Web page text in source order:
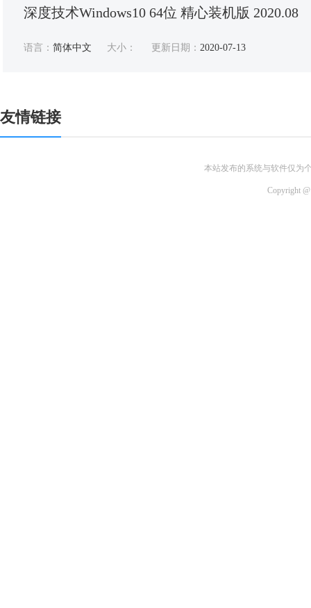
深度技术Windows10 64位 精心装机版 2020.08
语言： 简体中文 大小： 更新日期： 2020-07-13
友情链接
本站发布的系统与软件仅为
Copyright